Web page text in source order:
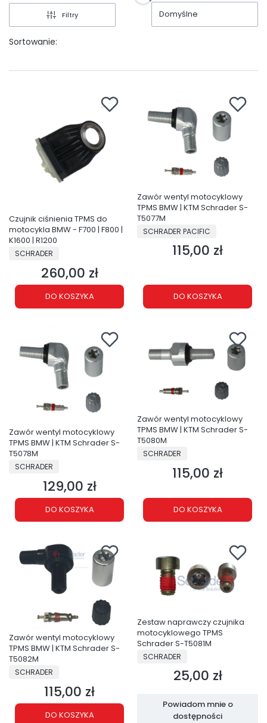
Filtry
Sortowanie:
Domyślne
Czujnik ciśnienia TPMS do
motocykla BMW - F700 | F800 |
K1600 | R1200
PRODUCENT
SCHRADER
Cena
260,00 zł
DO KOSZYKA
Zawór wentyl motocyklowy
TPMS BMW | KTM Schrader S-
T5077M
PRODUCENT
SCHRADER PACIFIC
Cena
115,00 zł
DO KOSZYKA
Zawór wentyl motocyklowy
TPMS BMW | KTM Schrader S-
T5078M
PRODUCENT
SCHRADER
Cena
129,00 zł
DO KOSZYKA
Zawór wentyl motocyklowy
TPMS BMW | KTM Schrader S-
T5080M
PRODUCENT
SCHRADER
Cena
115,00 zł
DO KOSZYKA
Zawór wentyl motocyklowy
TPMS BMW | KTM Schrader S-
T5082M
PRODUCENT
SCHRADER
Cena
115,00 zł
DO KOSZYKA
Zestaw naprawczy czujnika
motocyklowego TPMS
Schrader S-T5081M
PRODUCENT
SCHRADER
Cena
25,00 zł
Powiadom mnie o
dostępności